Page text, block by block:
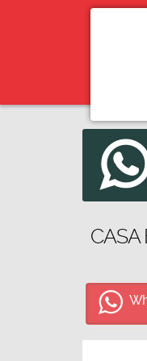
CASA